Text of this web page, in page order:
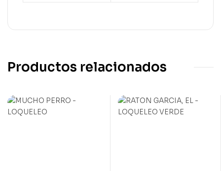
Productos relacionados